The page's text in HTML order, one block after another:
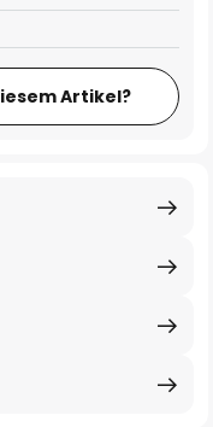
Artikel?